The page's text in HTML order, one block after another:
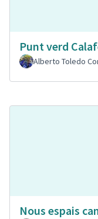
Punt verd
Alberto Toledo
Nous espais